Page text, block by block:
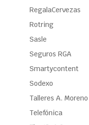
RegalaCervezas
Rotring
Sasle
Seguros RGA
Smartycontent
Sodexo
Talleres A. Moreno
Telefónica